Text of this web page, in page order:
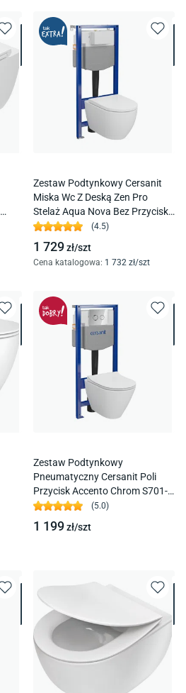
Zestaw Podtynkowy Cersanit
Miska Wc Z Deską Zen Pro
Stelaż Aqua Nova Bez Przycisku
Pneumatyczny S701-799
(4.5)
1 729zł/szt
Cena katalogowa: 1 732 zł/szt
Zestaw Podtynkowy
Pneumatyczny Cersanit Poli
Przycisk Accento Chrom S701-
761
(5.0)
1 199zł/szt